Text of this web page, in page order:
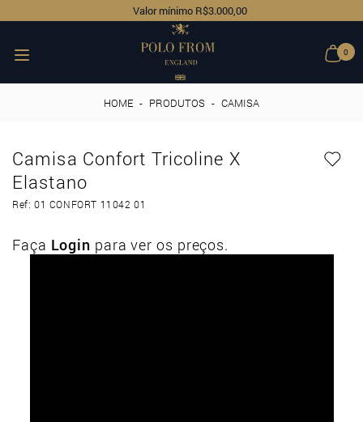
Valor mínimo R$3.000,00
0
HOME - PRODUTOS - CAMISA
Camisa Confort Tricoline X
Elastano
Ref: 01 CONFORT 11042 01
Faça Login para ver os preços.